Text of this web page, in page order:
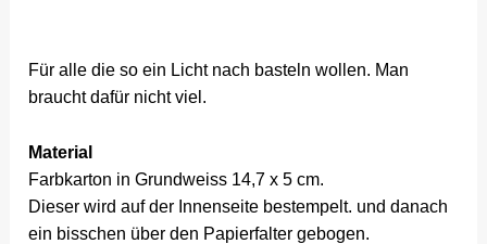
Für alle die so ein Licht nach basteln wollen. Man
braucht dafür nicht viel.
Material
Farbkarton in Grundweiss 14,7 x 5 cm.
Dieser wird auf der Innenseite bestempelt. und danach
ein bisschen über den Papierfalter gebogen.